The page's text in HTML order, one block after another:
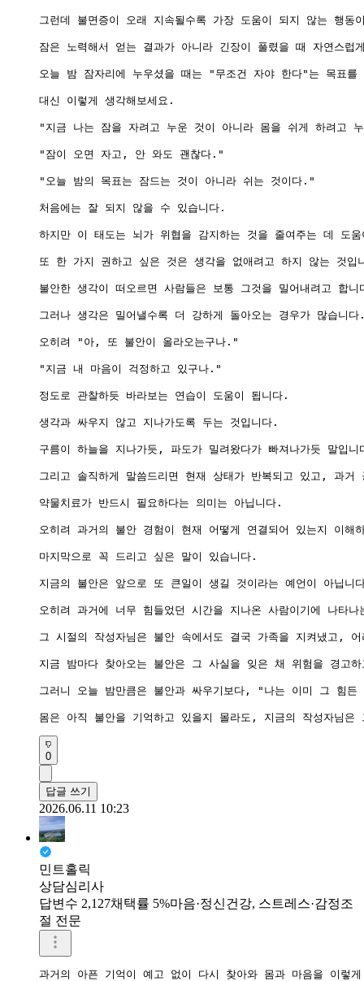
그런데 불면증이 오래 지속될수록 가장 도움이 되지 않는 행
잠은 노력해서 얻는 결과가 아니라 긴장이 풀렸을 때 자연스럽
오늘 밤 잠자리에 누우셨을 때는 "무조건 자야 한다"는 목표를
대신 이렇게 생각해보세요.
"지금 나는 잠을 자려고 누운 것이 아니라 몸을 쉬게 하려고
"잠이 오면 자고, 안 와도 괜찮다."
"오늘 밤의 목표는 잠드는 것이 아니라 쉬는 것이다."
처음에는 잘 되지 않을 수 있습니다.
하지만 이 태도는 뇌가 위협을 감지하는 것을 줄여주는 데 도
또 한 가지 권하고 싶은 것은 생각을 없애려고 하지 않는 것입
불안한 생각이 떠오르면 사람들은 보통 그것을 밀어내려고 합니
그러나 생각은 밀어낼수록 더 강하게 돌아오는 경우가 많습니
오히려 "아, 또 불안이 올라오는구나."
"지금 내 마음이 걱정하고 있구나."
정도로 관찰하듯 바라보는 연습이 도움이 됩니다.
생각과 싸우지 않고 지나가도록 두는 것입니다.
구름이 하늘을 지나가듯, 파도가 밀려왔다가 빠져나가듯 말입니
그리고 솔직하게 말씀드리면 현재 상태가 반복되고 있고, 과거
약물치료가 반드시 필요하다는 의미는 아닙니다.
오히려 과거의 불안 경험이 현재 어떻게 연결되어 있는지 이
마지막으로 꼭 드리고 싶은 말이 있습니다.
지금의 불안은 앞으로 또 큰일이 생길 것이라는 예언이 아닙니
오히려 과거에 너무 힘들었던 시간을 지나온 사람이기에 나타
그 시절의 작성자님은 불안 속에서도 결국 가족을 지켜냈고,
지금 밤마다 찾아오는 불안은 그 사실을 잊은 채 위험을 경고
그러니 오늘 밤만큼은 불안과 싸우기보다, "나는 이미 그 힘든
0
답글 쓰기
2026.06.11 10:23
민트홀릭
상담심리사
답변수 2,127채택률 5%마음·정신건강, 스트레스·감정조
절 전문
과거의 아픈 기억이 예고 없이 다시 찾아와 몸과 마음을 이렇